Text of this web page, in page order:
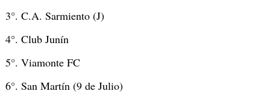
3°. C.A. Sarmiento (J)
4°. Club Junín
5°. Viamonte FC
6°. San Martín (9 de Julio)